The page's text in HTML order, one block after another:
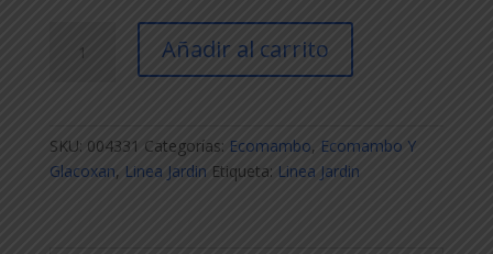
Botiquin
Añadir al carrito
SKU: 004331 Categorías: Ecomambo, Ecomambo Y
Glacoxan, Linea Jardin Etiqueta: Linea Jardin